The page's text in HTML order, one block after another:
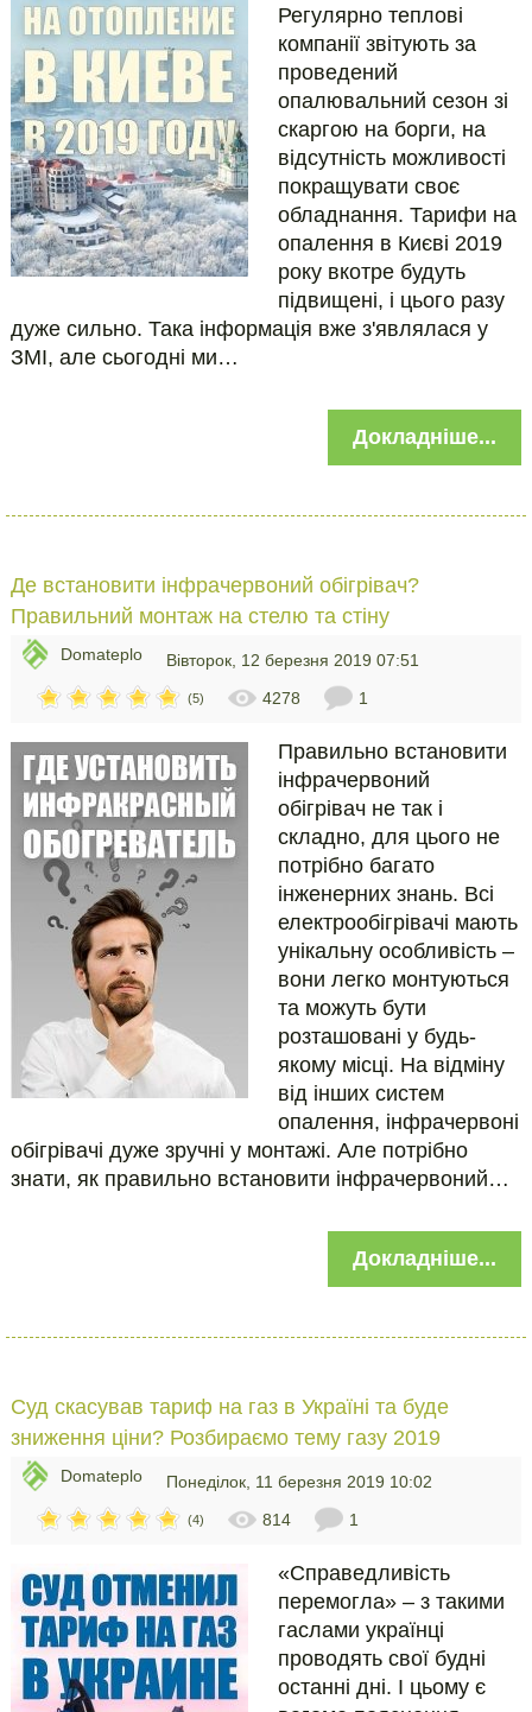
Регулярно теплові
компанії звітують за
проведений
опалювальний сезон зі
скаргою на борги, на
відсутність можливості
покращувати своє
обладнання. Тарифи на
опалення в Києві 2019
року вкотре будуть
підвищені, і цього разу
дуже сильно. Така інформація вже з'являлася у
ЗМІ, але сьогодні ми…
Докладніше...
Де встановити інфрачервоний обігрівач?
Правильний монтаж на стелю та стіну
Domateplo Вівторок, 12 березня 2019 07:51
(5) 4278 1
Правильно встановити
інфрачервоний
обігрівач не так і
складно, для цього не
потрібно багато
інженерних знань. Всі
електрообігрівачі мають
унікальну особливість –
вони легко монтуються
та можуть бути
розташовані у будь-
якому місці. На відміну
від інших систем
опалення, інфрачервоні
обігрівачі дуже зручні у монтажі. Але потрібно
знати, як правильно встановити інфрачервоний…
Докладніше...
Суд скасував тариф на газ в Україні та буде
зниження ціни? Розбираємо тему газу 2019
Domateplo Понеділок, 11 березня 2019 10:02
(4) 814 1
«Справедливість
перемогла» – з такими
гаслами українці
проводять свої будні
останні дні. І цьому є